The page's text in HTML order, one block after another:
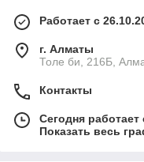
Работает с
г. Алматы
Толе би, 216Б,
Контакты
Сегодня работает
Показать весь